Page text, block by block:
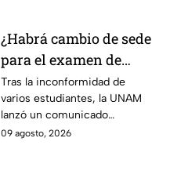
¿Habrá cambio de sede
para el examen de
control? La UNAM
aclara su postura tras
inconformidad de
aspirantes
Tras la inconformidad de
varios estudiantes, la UNAM
lanzó un comunicado
aclarando si habrá cambio de
09 agosto, 2026